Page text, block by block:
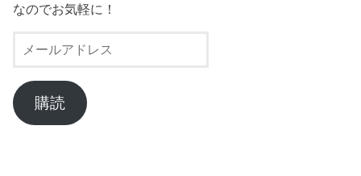
なのでお気軽に！
ー
ル
ア
ド
購読